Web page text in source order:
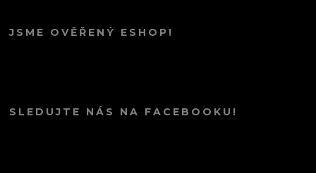
JSME OVĚŘENÝ ESHOP!
SLEDUJTE NÁS NA FACEBOOKU!